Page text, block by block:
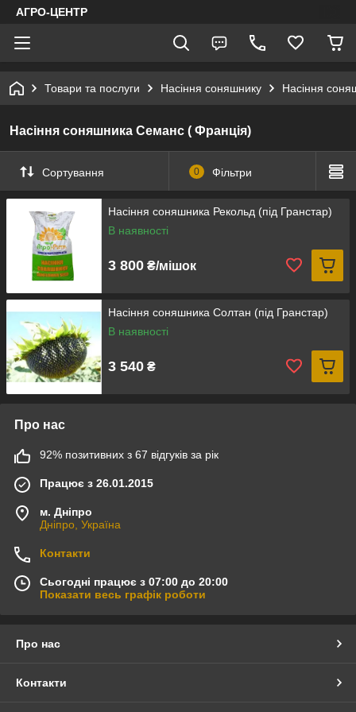
АГРО-ЦЕНТР
Товари та послуги Насіння соняшнику Насіння
Насіння соняшника Семанс ( Франція)
Сортування 0 Фільтри
Насіння соняшника Рекольд (під Гранстар)
В наявності
3 800 ₴/мішок
Насіння соняшника Солтан (під Гранстар)
В наявності
3 540 ₴
Про нас
92% позитивних з 67 відгуків за рік
Працює з 26.01.2015
м. Дніпро
Дніпро, Україна
Контакти
Сьогодні працює з 07:00 до 20:00
Показати весь графік роботи
Про нас
Контакти